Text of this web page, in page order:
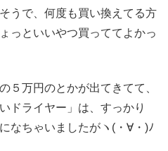
うで、何度も買い換えてる方
っといいやつ買っててよかっ
５万円のとかが出てきてて、
ドライヤー」は、すっかり
なちゃいましたがヽ(・∀・)ﾉ